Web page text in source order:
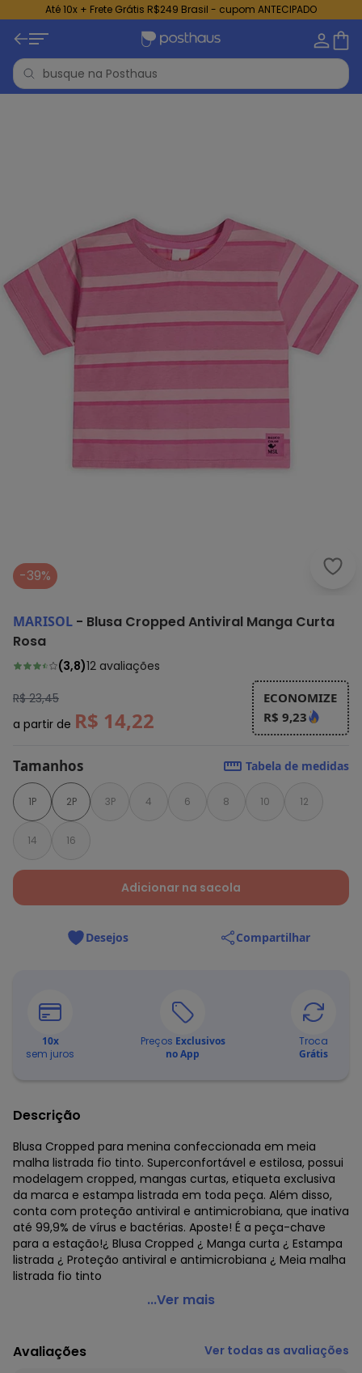
Até 10x + Frete Grátis R$249 Brasil - cupom ANTECIPADO
-39%
MARISOL - Blusa Cropped Antiviral Manga Curta
Rosa
(3,8)12 avaliações
R$ 23,45
a partir de R$ 14,22
ECONOMIZE
R$ 9,23
Tamanhos Tabela de medidas
1P 2P 3P 4 6 8 10 12
14 16
Adicionar na sacola
Desejos Compartilhar
10x
sem juros
Preços Exclusivos
no App
Troca
Grátis
Descrição
Blusa Cropped para menina confeccionada em meia
malha listrada fio tinto. Superconfortável e estilosa, possui
modelagem cropped, mangas curtas, etiqueta exclusiva
da marca e estampa listrada em toda peça. Além disso,
conta com proteção antiviral e antimicrobiana, que inativa
até 99,9% de vírus e bactérias. Aposte! É a peça-chave
para a estação!¿ Blusa Cropped ¿ Manga curta ¿ Estampa
listrada ¿ Proteção antiviral e antimicrobiana ¿ Meia malha
listrada fio tinto
Marisol - Blusa Cropped Antiviral Manga Curta Rosa
Modelagem: Slim
Comprimento da Manga: Curta
...Ver mais
Avaliações Ver todas as avaliações